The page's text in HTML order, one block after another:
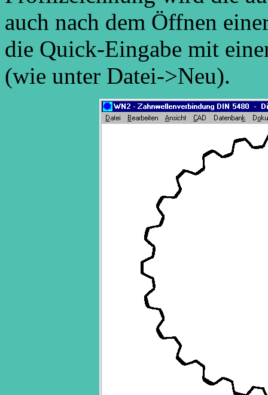
auch nach dem Öffnen
die Quick-Eingabe mit
(wie unter Datei->Neu).